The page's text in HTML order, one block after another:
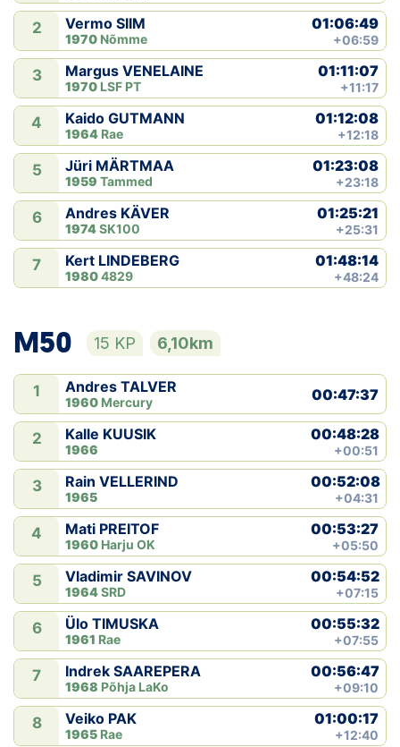
2 Vermo SIIM
1970 Nõmme
01:06:49
+06:59
3 Margus VENELAINE
1970 LSF PT
01:11:07
+11:17
4 Kaido GUTMANN
1964 Rae
01:12:08
+12:18
5 Jüri MÄRTMAA
1959 Tammed
01:23:08
+23:18
6 Andres KÄVER
1974SK100
01:25:21
+25:31
7 Kert LINDEBERG
19804829
01:48:14
+48:24
M50 15 KP 6,10km
1 Andres TALVER
1960 Mercury 00:47:37
2 Kalle KUUSIK
1966
00:48:28
+00:51
3 Rain VELLERIND
1965
00:52:08
+04:31
4 Mati PREITOF
1960 Harju OK
00:53:27
+05:50
5 Vladimir SAVINOV
1964SRD
00:54:52
+07:15
6 Ülo TIMUSKA
1961 Rae
00:55:32
+07:55
7 Indrek SAAREPERA
1968 Põhja LaKo
00:56:47
+09:10
8 Veiko PAK
1965 Rae
01:00:17
+12:40